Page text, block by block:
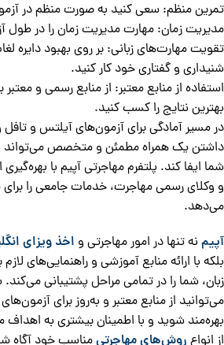
تمرین منظم: سعی کنید به صورت منظم در
مدیریت زمان: مهارت مدیریت زمان را در طول
تقویت مهارت‌های زبانی: بر روی بهبود دایره
شنیداری و گفتاری خود کار کنید.
استفاده از منابع معتبر: از منابع رسمی و معتبر
بهترین نتایج را کسب کنید.
در مسیر آمادگی برای آزمون‌های آیلتس و
داشتن یک همراه مطمئن و متخصص
شما ایفا کند. پلتفرم مهاجرتی آپیم با
و وکلای رسمی مهاجرت، خدمات جامعی را برای
می‌دهد.
آپیم نه تنها در امور مهاجرتی و اخذ ویزای
بلکه با ارائه منابع آموزشی و راهنمایی‌های
زبان، شما را در تمامی مراحل پشتیبانی می‌کند.
می‌توانید از منابع معتبر و به‌روز برای
بهره‌مند شوید و با اطمینان بیشتری به